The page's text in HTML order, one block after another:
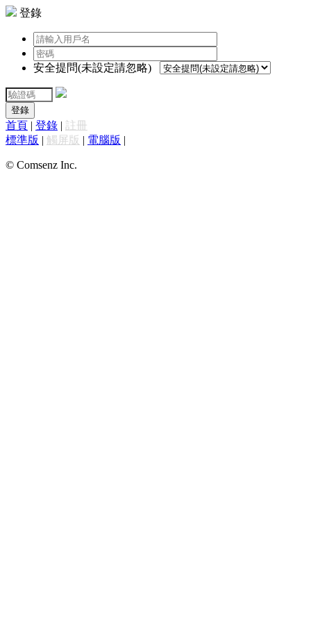
登錄
安全提問(未設定請忽略)
登錄
首頁 | 登錄 | 註冊
標準版 | 觸屏版 | 電腦版 |
© Comsenz Inc.